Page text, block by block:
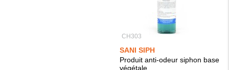
CH303
SANI SIPH
Produit anti-odeur siphon base
végétale